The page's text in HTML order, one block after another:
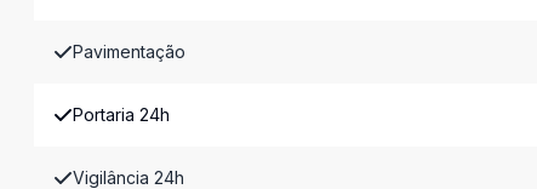
Pavimentação
Portaria 24h
Vigilância 24h